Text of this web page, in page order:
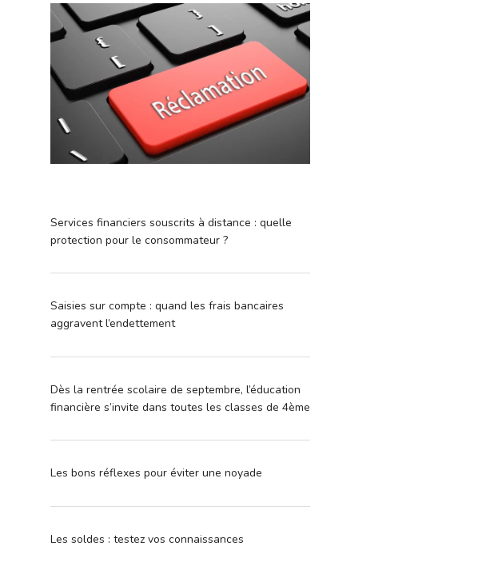
Services financiers souscrits à distance : quelle
protection pour le consommateur ?
Saisies sur compte : quand les frais bancaires
aggravent l’endettement
Dès la rentrée scolaire de septembre, l’éducation
financière s’invite dans toutes les classes de 4ème
Les bons réflexes pour éviter une noyade
Les soldes : testez vos connaissances